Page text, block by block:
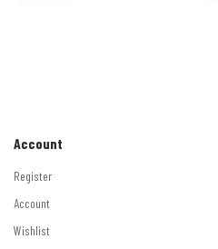
Account
Register
Account
Wishlist